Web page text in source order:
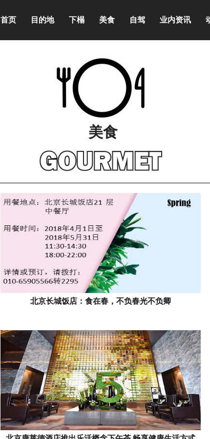
首页 目的地 下榻 美食 自驾 业内资讯
美食
北京长城饭店：食在春，不负春光不负卿